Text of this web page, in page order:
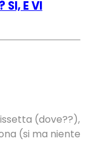
SI, E VI
(dove??),
(si ma niente